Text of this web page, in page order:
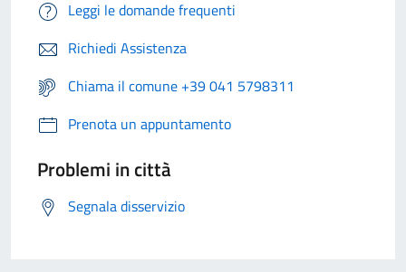
Leggi le domande frequenti
Richiedi Assistenza
Chiama il comune +39 041 5798311
Prenota un appuntamento
Problemi in città
Segnala disservizio